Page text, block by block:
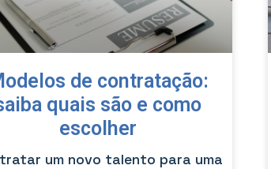
de contratação:
quais são e como
escolher
um novo talento para uma